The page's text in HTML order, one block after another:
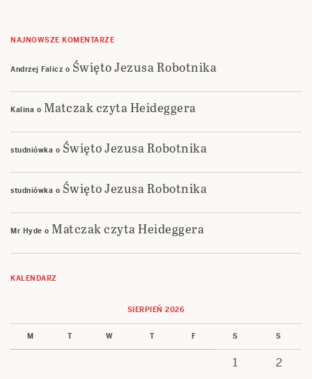
NAJNOWSZE KOMENTARZE
Andrzej Falicz o Święto Jezusa Robotnika
Kalina o Matczak czyta Heideggera
studniówka o Święto Jezusa Robotnika
studniówka o Święto Jezusa Robotnika
Mr Hyde o Matczak czyta Heideggera
KALENDARZ
SIERPIEŃ 2026
M T W T F S S
1
2